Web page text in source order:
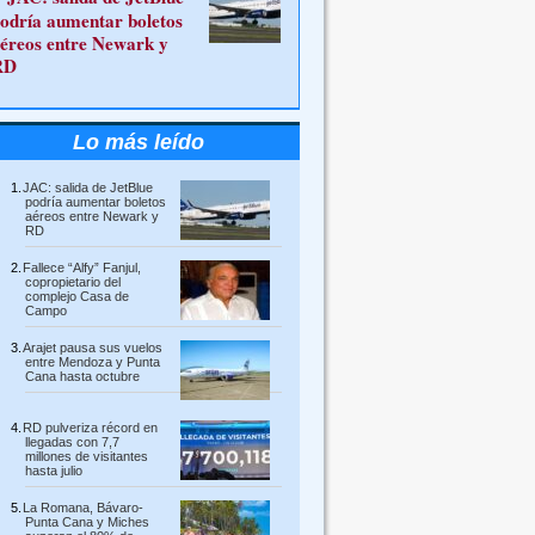
aumentar boletos
entre Newark y
Lo más leído
JAC: salida de JetBlue
podría aumentar boletos
aéreos entre Newark y
RD
Fallece “Alfy” Fanjul,
copropietario del
complejo Casa de
Campo
Arajet pausa sus vuelos
entre Mendoza y Punta
Cana hasta octubre
RD pulveriza récord en
llegadas con 7,7
millones de visitantes
hasta julio
La Romana, Bávaro-
Punta Cana y Miches